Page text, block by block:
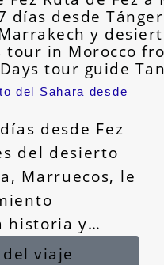
del Sahara desde
desde Fez
del desierto
Marruecos, le
historia y…
viaje